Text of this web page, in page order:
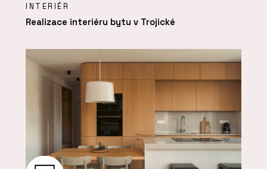
INTERIÉR
Realizace interiéru bytu v Trojické